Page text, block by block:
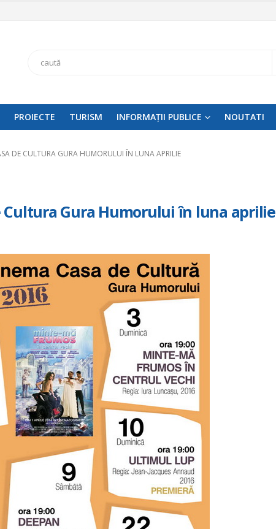
Search
PROIECTE TURISM INFORMAȚII PUBLICE NOUTATI
DE CULTURA GURA HUMORULUI ÎN LUNA APRILIE
Cultura Gura Humorului în luna aprilie